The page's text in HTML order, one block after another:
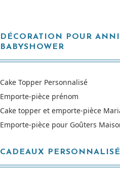
DÉCORATION POUR
BABYSHOWER
Cake Topper Personnalisé
Emporte-pièce prénom
Cake topper et emporte-pièce
Emporte-pièce pour Goûters
CADEAUX